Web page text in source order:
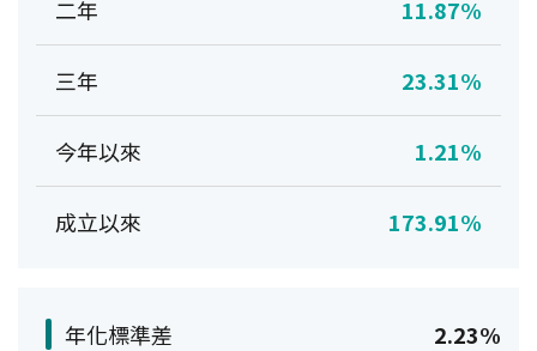
二年 11.87%
三年 23.31%
今年以來 1.21%
成立以來 173.91%
年化標準差 2.23%